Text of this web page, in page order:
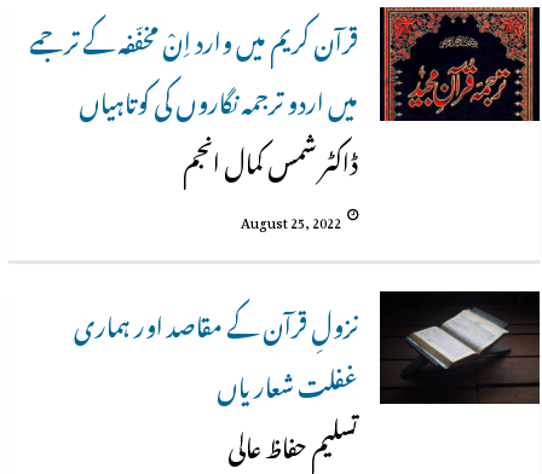
قرآن کریم میں وارد اِنْ مخفّفہ کے ترجمے
میں اردو ترجمہ نگاروں کی کوتاہیاں
ڈاکٹر شمس کمال انجم
August 25, 2022
نزولِ قرآن کے مقاصد اور ہماری
غفلت شعاریاں
تسلیم حفاظ عالی